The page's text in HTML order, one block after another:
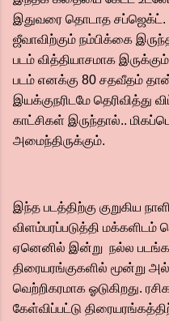
இதுவரை தொடாத
ஜீவாவிற்கும் நம்பிக்கை
படம் வித்தியாசமாக
படம் எனக்கு 80 சதவீதம்
இயக்குநரிடமே தெரிவித்து
காட்சிகள் இருந்தால்..
அமைந்திருக்கும்.
இந்த படத்திற்கு குறுகிய
விளம்பரப்படுத்தி
ஏனெனில் இன்று நல்ல
திரையரங்குகளில் மூன்று
வெற்றிகரமாக ஓடுகிறது.
கேள்விப்பட்டு